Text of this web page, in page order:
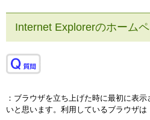
Internet Explorerのホーム
：ブラウザを立ち上げた時に最初に表
いと思います。利用しているブラウザは